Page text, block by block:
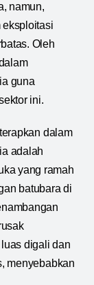
namun,
eksploitasi
Oleh
guna
ini.
dalam
adalah
yang ramah
batubara di
digali dan
menyebabkan